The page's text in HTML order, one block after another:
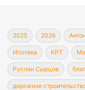
2025 2026
Ипотека КРТ
Руслан Сырцов
дорожное